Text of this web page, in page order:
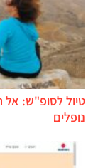
טיול לסופ"ש: אל
נופלים